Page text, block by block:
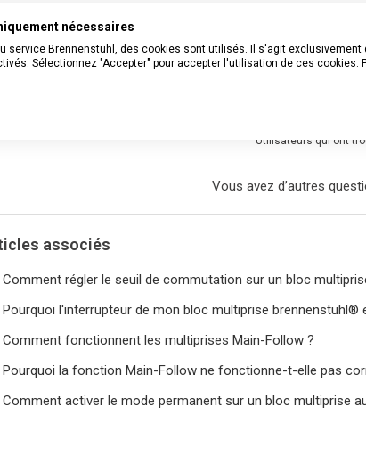
Utilisateurs qui ont
Vous avez d’autres
associés
Comment régler le seuil de commutation sur un bloc
Pourquoi l'interrupteur de mon bloc multiprise brennenstuhl®
Comment fonctionnent les multiprises Main-Follow ?
Pourquoi la fonction Main-Follow ne fonctionne-t-elle pas
Comment activer le mode permanent sur un bloc multiprise
nécessaires
service Brennenstuhl, des cookies sont utilisés. Il s'agit
Sélectionnez "Accepter" pour accepter l'utilisation de ces cookies.